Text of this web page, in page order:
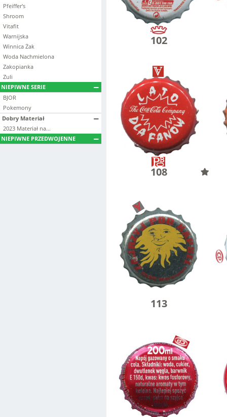
Pfeiffer's
Shroom
Vitafit
Warnijska
Winnica Żak
Woda Nachmielona
Zakopianka
Zuli
NIEPIWNE SERIE
BJOR
Pokemony
Dobry Materiał
2023 Materiał na...
NIEPIWNE PRZEDWOJENNE
102
108
113